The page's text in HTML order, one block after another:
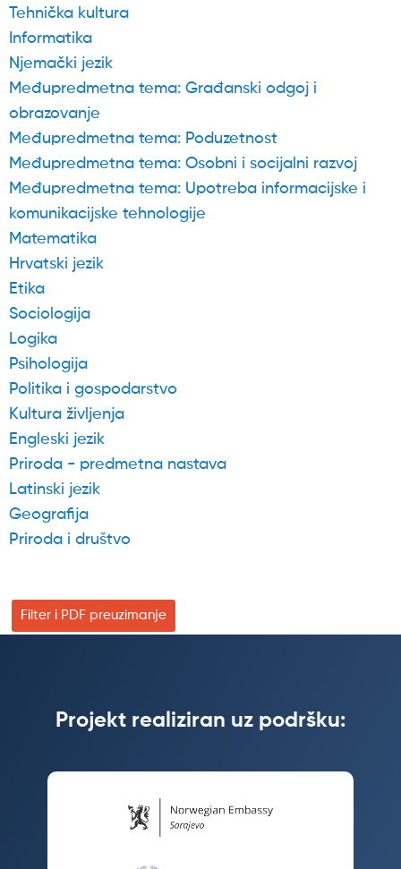
Tehnička kultura
Informatika
Njemački jezik
Međupredmetna tema: Građanski odgoj i
obrazovanje
Međupredmetna tema: Poduzetnost
Međupredmetna tema: Osobni i socijalni razvoj
Međupredmetna tema: Upotreba informacijske i
komunikacijske tehnologije
Matematika
Hrvatski jezik
Etika
Sociologija
Logika
Psihologija
Politika i gospodarstvo
Kultura življenja
Engleski jezik
Priroda - predmetna nastava
Latinski jezik
Geografija
Priroda i društvo
Filter i PDF preuzimanje
Projekt realiziran uz podršku: